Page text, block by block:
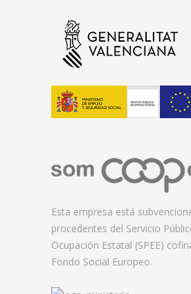
Esta empresa está
procedentes del Servicio
Ocupación Estatal (SPEE)
Fondo Social Europeo.